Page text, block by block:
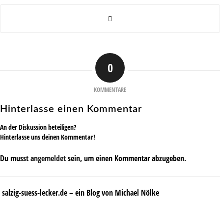
0
KOMMENTARE
Hinterlasse einen Kommentar
An der Diskussion beteiligen?
Hinterlasse uns deinen Kommentar!
Du musstangemeldetsein, um einen Kommentar abzugeben.
salzig-suess-lecker.de – ein Blog von Michael Nölke